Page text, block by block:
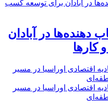
در آبادان
کارها